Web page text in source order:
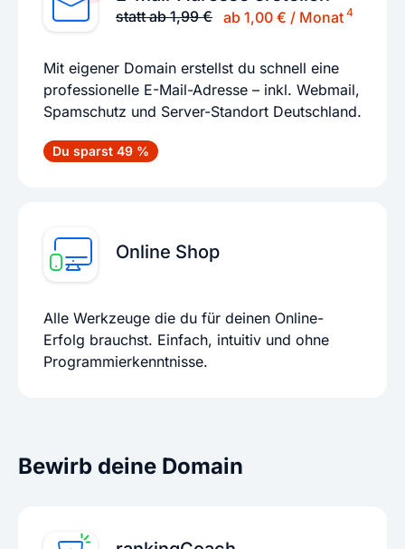
statt ab 1,99 € ab 1,00 € / Monat4
Mit eigener Domain erstellst du schnell eine
professionelle E-Mail-Adresse – inkl. Webmail,
Spamschutz und Server-Standort Deutschland.
Du sparst 49 %
Online Shop
Alle Werkzeuge die du für deinen Online-
Erfolg brauchst. Einfach, intuitiv und ohne
Programmierkenntnisse.
Bewirb deine Domain